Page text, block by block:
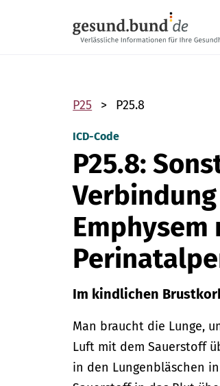
P25 P25.8
ICD-Code
P25.8:
Im kindlichen
Man braucht die Lunge,
Luft mit dem Sauerstoff
in den Lungenbläschen